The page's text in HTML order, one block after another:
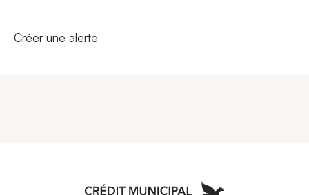
Nouvelle fenêtre
Créer une alerte